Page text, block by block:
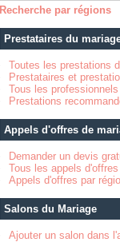
Recherche par régions
Prestataires du
Toutes les prestations
Prestataires et
Tous les
Prestations
Appels d'offres de
Demander un devis
Tous les appels d'offres
Appels d'offres par
Salons du Mariage
Ajouter un salon dans